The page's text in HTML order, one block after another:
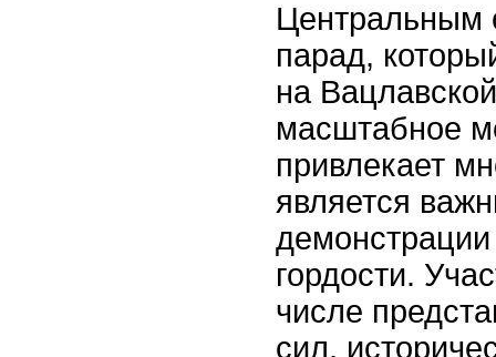
Центральным
парад,
на
масштабное
привлекает
является
гордости.
числе
сил,